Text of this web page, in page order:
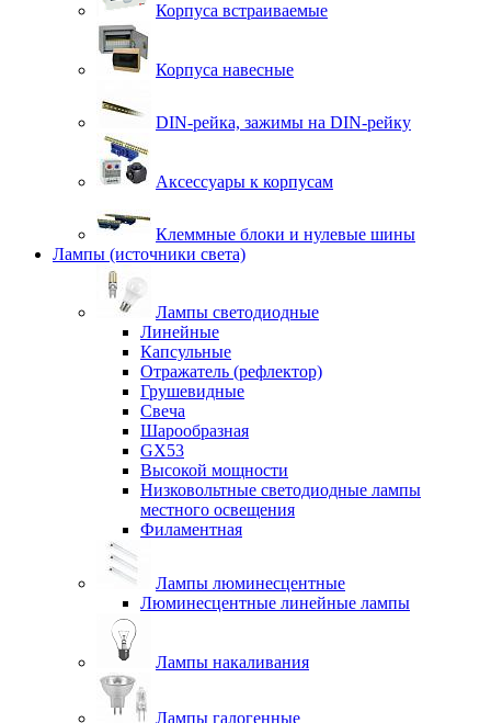
Корпуса встраиваемые
Корпуса навесные
DIN-рейка, зажимы на DIN-рейку
Аксессуары к корпусам
Клеммные блоки и нулевые шины
Лампы (источники света)
Лампы светодиодные
Линейные
Капсульные
Отражатель (рефлектор)
Грушевидные
Свеча
Шарообразная
GX53
Высокой мощности
Низковольтные светодиодные лампы
местного освещения
Филаментная
Лампы люминесцентные
Люминесцентные линейные лампы
Лампы накаливания
Лампы галогенные